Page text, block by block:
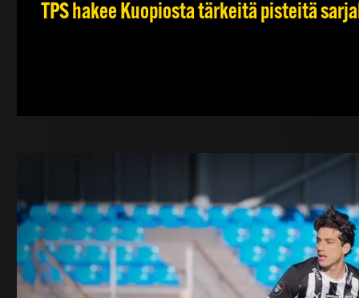
TPS hakee Kuopiosta tärkeitä pisteitä